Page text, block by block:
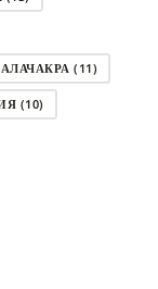
(11)
(10)